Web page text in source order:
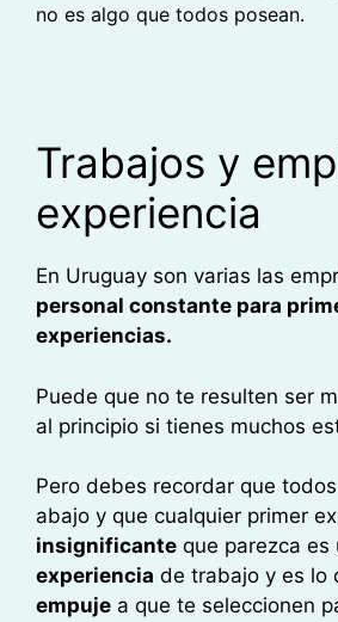
no es algo que todos posean.
Trabajos y
experiencia
En Uruguay son varias las
personal constante para
experiencias.
Puede que no te resulten ser
al principio si tienes muchos
Pero debes recordar que
abajo y que cualquier primer
insignificante que parezca es
experiencia de trabajo y es lo
empuje a que te seleccionen